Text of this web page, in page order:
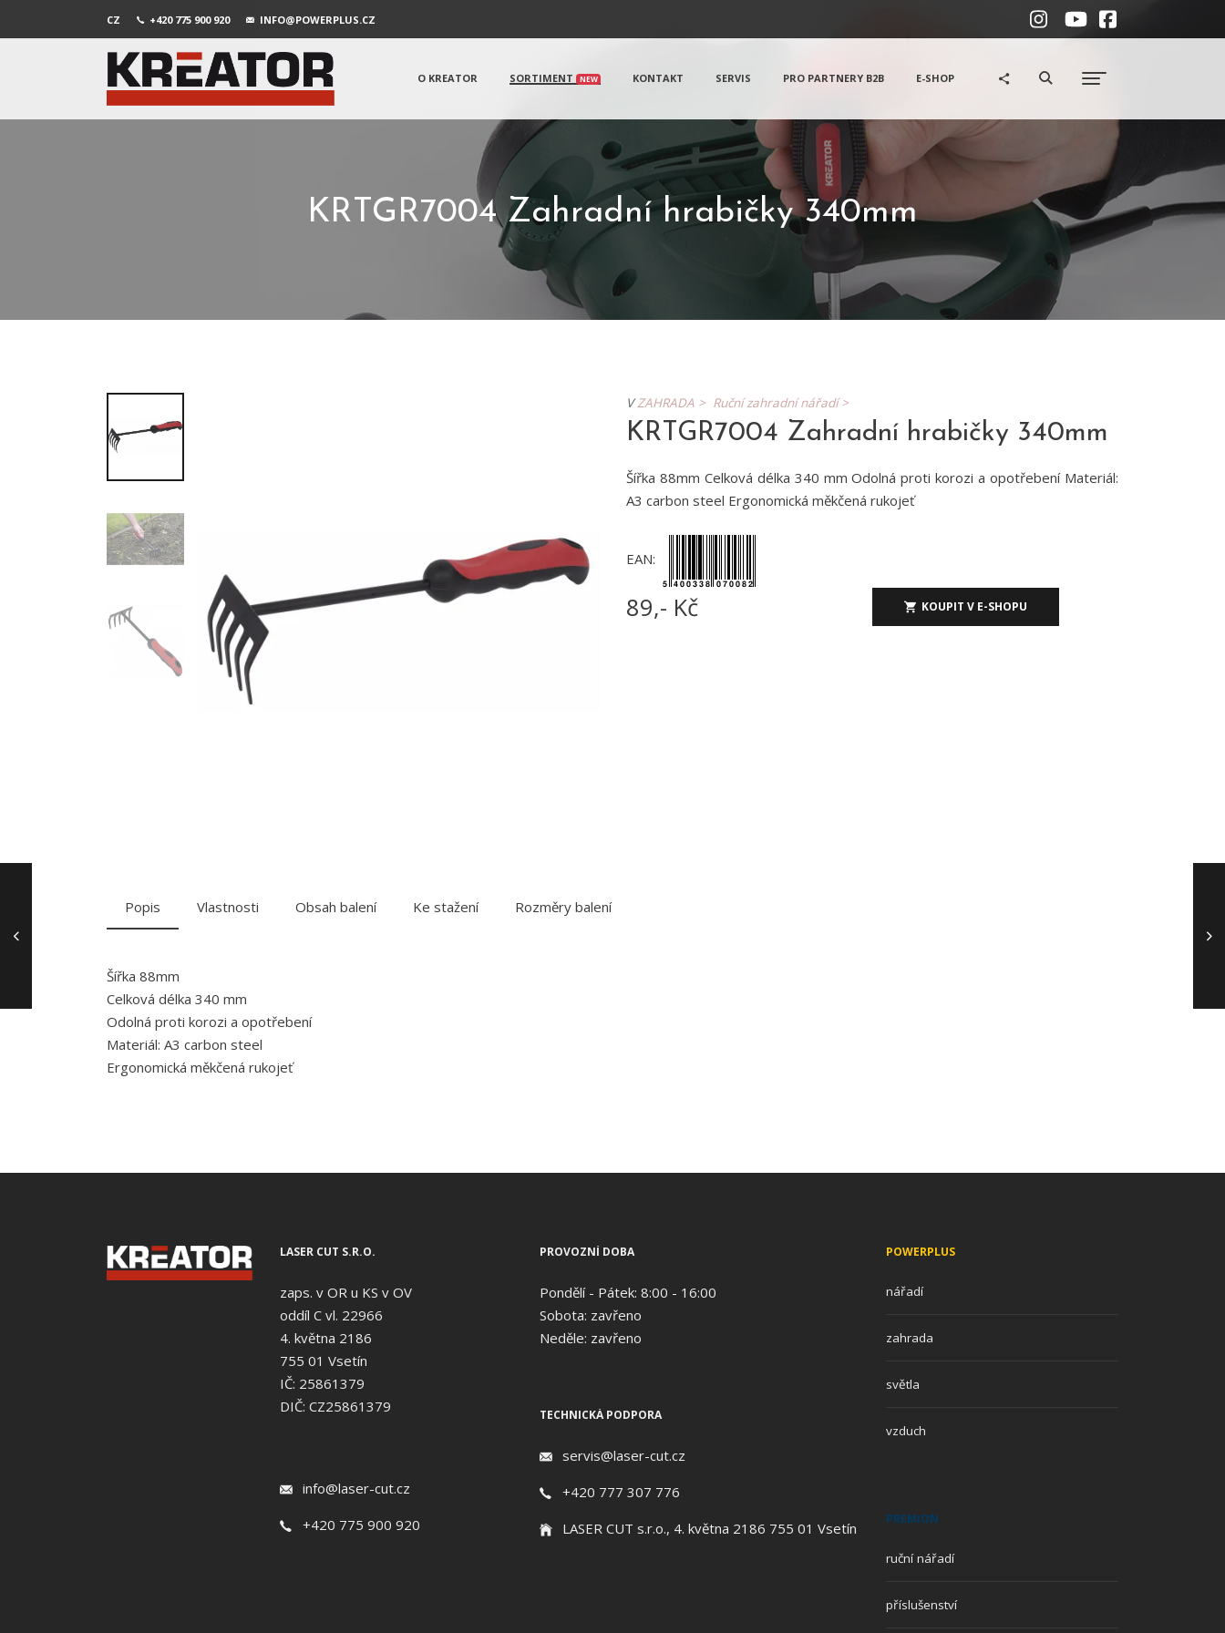
CZ +420 775 900 920 INFO@POWERPLUS.CZ
O KREATOR SORTIMENT NEW KONTAKT SERVIS PRO PARTNERY B2B E-SHOP
KRTGR7004 Zahradní hrabičky 340mm
VZAHRADA > Ruční zahradní nářadí >
KRTGR7004 Zahradní hrabičky 340mm
Šířka 88mm Celková délka 340 mm Odolná proti korozi a opotřebení Materiál:
A3 carbon steel Ergonomická měkčená rukojeť
EAN:
89,- Kč KOUPIT V E-SHOPU
Popis Vlastnosti Obsah balení Ke stažení Rozměry balení
Šířka 88mm
Celková délka 340 mm
Odolná proti korozi a opotřebení
Materiál: A3 carbon steel
Ergonomická měkčená rukojeť
LASER CUT S.R.O.
zaps. v OR u KS v OV
oddíl C vl. 22966
4. května 2186
755 01 Vsetín
IČ: 25861379
DIČ: CZ25861379
info@laser-cut.cz
+420 775 900 920
PROVOZNÍ DOBA
Pondělí - Pátek: 8:00 - 16:00
Sobota: zavřeno
Neděle: zavřeno
TECHNICKÁ PODPORA
servis@laser-cut.cz
+420 777 307 776
LASER CUT s.r.o., 4. května 2186 755 01 Vsetín
POWERPLUS
nářadí
zahrada
světla
vzduch
PREMION
ruční nářadí
příslušenství